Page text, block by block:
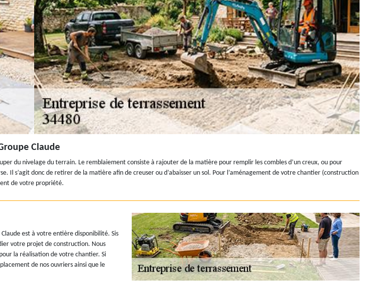
Claude
du nivelage du terrain. Le remblaiement consiste à rajouter de la matière pour remplir les combles d’un creux, ou pour
Il s’agit donc de retirer de la matière afin de creuser ou d’abaisser un sol. Pour l’aménagement de votre chantier (construction
de votre propriété.
est à votre entière disponibilité. Sis
votre projet de construction. Nous
la réalisation de votre chantier. Si
de nos ouvriers ainsi que le